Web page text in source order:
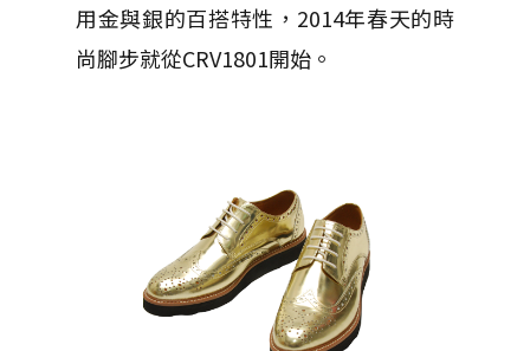
用金與銀的百搭特性，2014年春天的時
尚腳步就從CRV1801開始。